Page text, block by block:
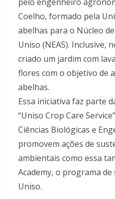
Coelho, formado pela
abelhas para o Núcleo
Uniso (NEAS). Inclusive,
criado um jardim com
flores com o objetivo de
abelhas.
Essa iniciativa faz parte
“Uniso Crop Care
Ciências Biológicas e
promovem ações de
ambientais como essa
Academy, o programa
Uniso.